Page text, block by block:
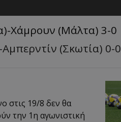
Χάμρουν (Μάλτα) 3-0
(Σκωτία) 0-0
στις 19/8 δεν θα
την 1η αγωνιστική